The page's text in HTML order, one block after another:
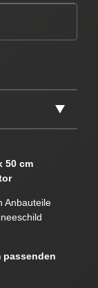
50 cm
Anbauteile
passenden